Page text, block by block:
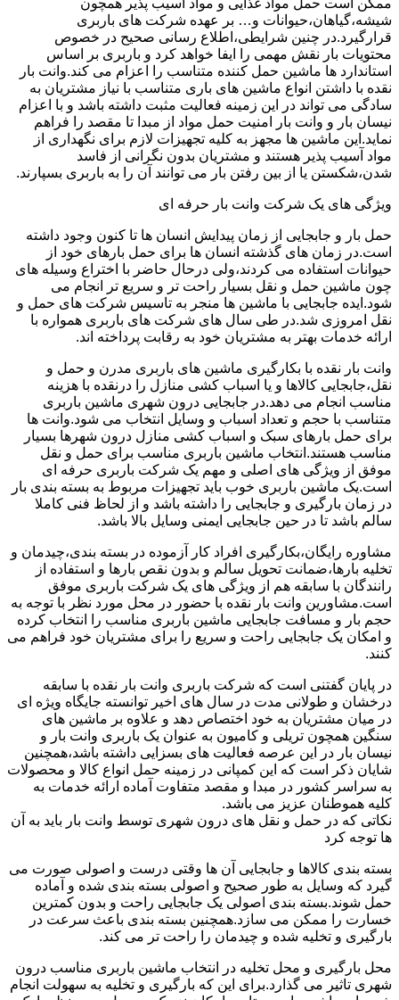
شیشه،گیاهان،حیوانات و… بر عهده شرکت های باربری
قرارگیرد.در چنین شرایطی،اطلاع رسانی صحیح در خصوص
محتویات بار نقش مهمی را ایفا خواهد کرد و باربری بر اساس
استاندارد ها ماشین حمل کننده متناسب را اعزام می کند.وانت بار
نقده با داشتن انواع ماشین های باری متناسب با نیاز مشتریان به
سادگی می تواند در این زمینه فعالیت مثبت داشته باشد و با اعزام
نیسان بار و وانت بار امنیت حمل مواد از مبدا تا مقصد را فراهم
نماید.این ماشین ها مجهز به کلیه تجهیزات لازم برای نگهداری از
مواد آسیب پذیر هستند و مشتریان بدون نگرانی از فاسد
شدن،شکستن یا از بین رفتن بار می توانند آن را به باربری بسپارند.
ویژگی های یک شرکت وانت بار حرفه ای
حمل بار و جابجایی از زمان پیدایش انسان ها تا کنون وجود داشته
است.در زمان های گذشته انسان ها برای حمل بارهای خود از
حیوانات استفاده می کردند،ولی درحال حاضر با اختراع وسیله های
چون ماشین حمل و نقل بسیار راحت تر و سریع تر انجام می
شود.ایده جابجایی با ماشین ها منجر به تاسیس شرکت های حمل و
نقل امروزی شد.در طی سال های شرکت های باربری همواره با
ارائه خدمات بهتر به مشتریان خود به رقابت پرداخته اند.
وانت بار نقده با بکارگیری ماشین های باربری مدرن و حمل و
نقل،جابجایی کالاها و یا اسباب کشی منازل را درنقده با هزینه
مناسب انجام می دهد.در جابجایی درون شهری ماشین باربری
متناسب با حجم و تعداد اسباب و وسایل انتخاب می شود.وانت ها
برای حمل بارهای سبک و اسباب کشی منازل درون شهرها بسیار
مناسب هستند.انتخاب ماشین باربری مناسب برای حمل و نقل
موفق از ویژگی های اصلی و مهم یک شرکت باربری حرفه ای
است.یک ماشین باربری خوب باید تجهیزات مربوط به بسته بندی بار
در زمان بارگیری و جابجایی را داشته باشد و از لحاظ فنی کاملا
سالم باشد تا در حین جابجایی ایمنی وسایل بالا باشد.
مشاوره رایگان،بکارگیری افراد کار آزموده در بسته بندی،چیدمان و
تخلیه بارها،ضمانت تحویل سالم و بدون نقص بارها و استفاده از
رانندگان با سابقه هم از ویژگی های یک شرکت باربری موفق
است.مشاورین وانت بار نقده با حضور در محل مورد نظر با توجه به
حجم بار و مسافت جابجایی ماشین باربری مناسب را انتخاب کرده
و امکان یک جابجایی راحت و سریع را برای مشتریان خود فراهم می
کنند.
در پایان گفتنی است که شرکت باربری وانت بار نقده با سابقه
درخشان و طولانی مدت در سال های اخیر توانسته جایگاه ویژه ای
در میان مشتریان به خود اختصاص دهد و علاوه بر ماشین های
سنگین همچون تریلی و کامیون به عنوان یک باربری وانت بار و
نیسان بار در این عرصه فعالیت های بسزایی داشته باشد،همچنین
شایان ذکر است که این کمپانی در زمینه حمل انواع کالا و محصولات
به سراسر کشور در مبدا و مقصد متفاوت آماده ارائه خدمات به
کلیه هموطنان عزیز می باشد.
نکاتی که در حمل و نقل های درون شهری توسط وانت بار باید به آن
ها توجه کرد
بسته بندی کالاها و جابجایی آن ها وقتی درست و اصولی صورت می
گیرد که وسایل به طور صحیح و اصولی بسته بندی شده و آماده
حمل شوند.بسته بندی اصولی یک جابجایی راحت و بدون کمترین
خسارت را ممکن می سازد.همچنین بسته بندی باعث سرعت در
بارگیری و تخلیه شده و چیدمان را راحت تر می کند.
محل بارگیری و محل تخلیه در انتخاب ماشین باربری مناسب درون
شهری تاثیر می گذارد.برای این که بارگیری و تخلیه به سهولت انجام